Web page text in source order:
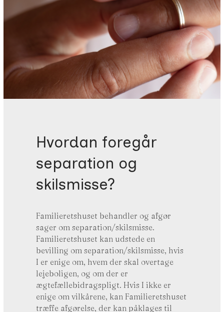
Hvordan foregår
separation og
skilsmisse?
Familieretshuset behandler og afgør
sager om separation/skilsmisse.
Familieretshuset kan udstede en
bevilling om separation/skilsmisse, hvis
I er enige om, hvem der skal overtage
lejeboligen, og om der er
ægtefællebidragspligt. Hvis I ikke er
enige om vilkårene, kan Familieretshuset
træffe afgørelse, der kan påklages til